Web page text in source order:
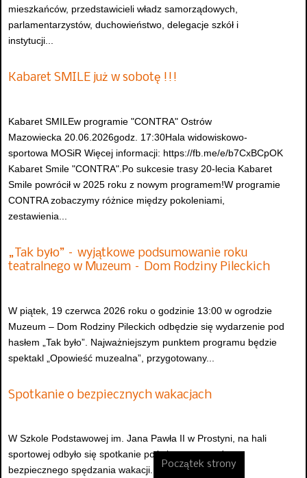
mieszkańców, przedstawicieli władz samorządowych,
parlamentarzystów, duchowieństwo, delegacje szkół i
instytucji...
Kabaret SMILE już w sobotę !!!
Kabaret SMILEw programie "CONTRA" Ostrów
Mazowiecka 20.06.2026godz. 17:30Hala widowiskowo-
sportowa MOSiR Więcej informacji: https://fb.me/e/b7CxBCpOK
Kabaret Smile "CONTRA".Po sukcesie trasy 20-lecia Kabaret
Smile powrócił w 2025 roku z nowym programem!W programie
CONTRA zobaczymy różnice między pokoleniami,
zestawienia...
„Tak było” – wyjątkowe podsumowanie roku
teatralnego w Muzeum – Dom Rodziny Pileckich
W piątek, 19 czerwca 2026 roku o godzinie 13:00 w ogrodzie
Muzeum – Dom Rodziny Pileckich odbędzie się wydarzenie pod
hasłem „Tak było”. Najważniejszym punktem programu będzie
spektakl „Opowieść muzealna”, przygotowany...
Spotkanie o bezpiecznych wakacjach
W Szkole Podstawowej im. Jana Pawła II w Prostyni, na hali
sportowej odbyło się spotkanie poświęcone zasadom
bezpiecznego spędzania wakacji. Uczestniczyły w nim
Początek strony